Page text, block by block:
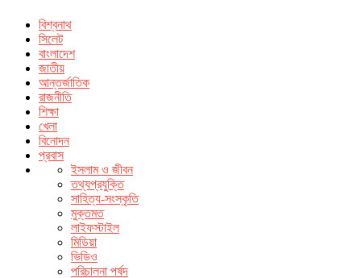
বিশ্বনাথ
সিলেট
বাংলাদেশ
জাতীয়
আন্তর্জাতিক
রাজনীতি
শিক্ষা
খেলা
বিনোদন
প্রবাস
ইসলাম ও জীবন
তথ্যপ্রযুক্তি
সাহিত্য-সংস্কৃতি
মুক্তমত
লাইফস্টাইল
মিডিয়া
ভিডিও
পরিচালনা পর্ষদ